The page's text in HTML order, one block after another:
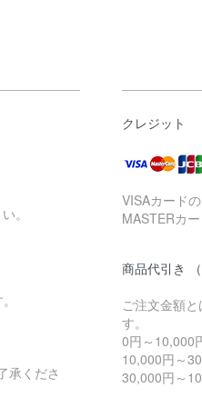
。
承くださ
クレジット
VISAカード
MASTERカ
商品代引き
ご注文金額
す。
0円～10,000
10,000円～
30,000円～